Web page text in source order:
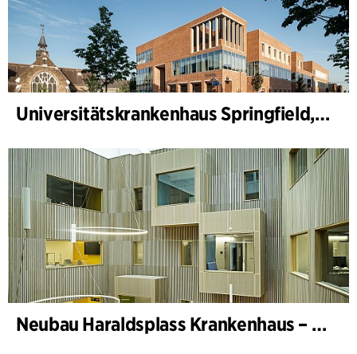
Universitätskrankenhaus Springfield, Psychiatrie
Neubau Haraldsplass Krankenhaus – Bettenstation